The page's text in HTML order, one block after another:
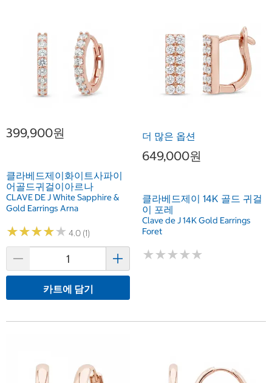
399,900원
클라베드제이화이트사파이
어골드귀걸이아르나
CLAVE DE J White Sapphire &
Gold Earrings Arna
★★★★★
★★★★★ 4.0 (1)
카트에 담기
더 많은 옵션
649,000원
클라베드제이 14K 골드 귀걸
이 포레
Clave de J 14K Gold Earrings
Foret
★★★★★
★★★★★